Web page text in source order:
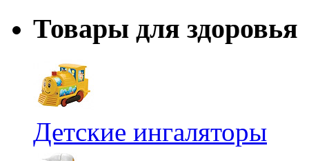
Товары для здоровья
Детские ингаляторы